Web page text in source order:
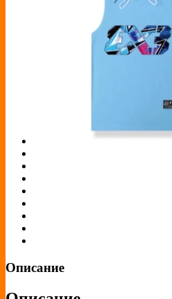
Описание